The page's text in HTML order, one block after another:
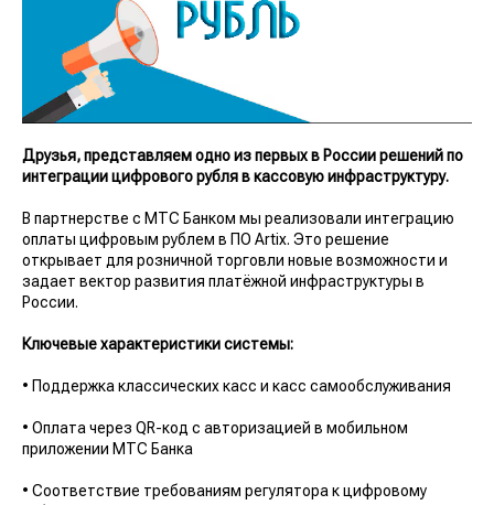
Друзья, представляем одно из первых в России решений по
интеграции цифрового рубля в кассовую инфраструктуру.
В партнерстве с МТС Банком мы реализовали интеграцию
оплаты цифровым рублем в ПО Artix. Это решение
открывает для розничной торговли новые возможности и
задает вектор развития платёжной инфраструктуры в
России.
Ключевые характеристики системы:
• Поддержка классических касс и касс самообслуживания
• Оплата через QR-код с авторизацией в мобильном
приложении МТС Банка
• Соответствие требованиям регулятора к цифровому